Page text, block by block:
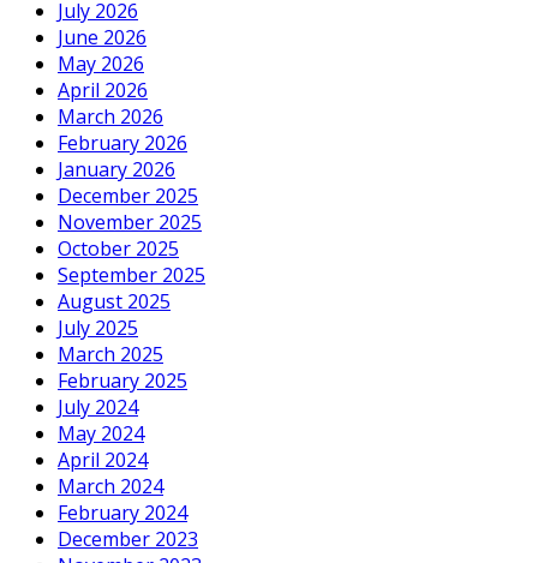
July 2026
June 2026
May 2026
April 2026
March 2026
February 2026
January 2026
December 2025
November 2025
October 2025
September 2025
August 2025
July 2025
March 2025
February 2025
July 2024
May 2024
April 2024
March 2024
February 2024
December 2023